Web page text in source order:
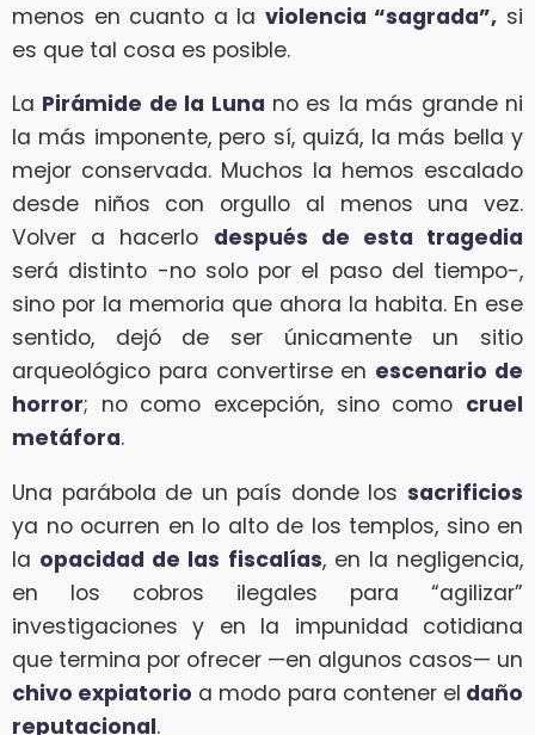
menos en cuanto a la violencia “sagrada”, si
es que tal cosa es posible.
La Pirámide de la Luna no es la más grande ni
la más imponente, pero sí, quizá, la más bella y
mejor conservada. Muchos la hemos escalado
desde niños con orgullo al menos una vez.
Volver a hacerlo después de esta tragedia
será distinto -no solo por el paso del tiempo-,
sino por la memoria que ahora la habita. En ese
sentido, dejó de ser únicamente un sitio
arqueológico para convertirse en escenario de
horror; no como excepción, sino como cruel
metáfora.
Una parábola de un país donde los sacrificios
ya no ocurren en lo alto de los templos, sino en
la opacidad de las fiscalías, en la negligencia,
en los cobros ilegales para “agilizar”
investigaciones y en la impunidad cotidiana
que termina por ofrecer —en algunos casos— un
chivo expiatorio a modo para contener el daño
reputacional.